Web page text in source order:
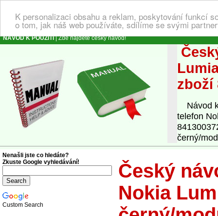
K personalizaci obsahu a reklam, poskytování funkcí
o tom, jak náš web používáte, sdílíme se svými
NÁVOD K POUŽITÍ| Zde najdete český návod!
zboží
Návod k
telefon
černý/
Český
Nokia
Nenašli jste co hledáte?
Zkuste Google vyhledávání!
Custom Search